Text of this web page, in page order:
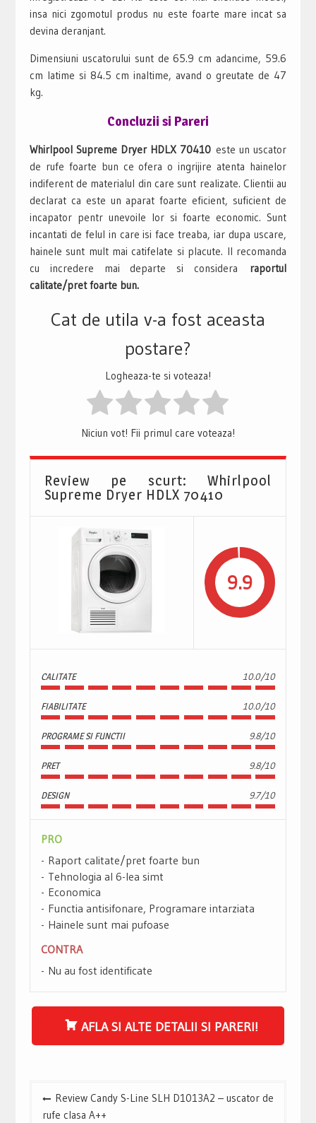
insa nici zgomotul produs nu este foarte mare incat sa
devina deranjant.
Dimensiuni uscatorului sunt de 65.9 cm adancime, 59.6
cm latime si 84.5 cm inaltime, avand o greutate de 47
kg.
Concluzii si Pareri
Whirlpool Supreme Dryer HDLX 70410 este un uscator
de rufe foarte bun ce ofera o ingrijire atenta hainelor
indiferent de materialul din care sunt realizate. Clientii au
declarat ca este un aparat foarte eficient, suficient de
incapator pentr unevoile lor si foarte economic. Sunt
incantati de felul in care isi face treaba, iar dupa uscare,
hainele sunt mult mai catifelate si placute. Il recomanda
cu incredere mai departe si considera raportul
calitate/pret foarte bun.
Cat de utila v-a fost aceasta
postare?
Logheaza-te si voteaza!
Niciun vot! Fii primul care voteaza!
Review pe scurt: Whirlpool
Supreme Dryer HDLX 70410
9.9
CALITATE 10.0/10
FIABILITATE 10.0/10
PROGRAME SI FUNCTII 9.8/10
PRET 9.8/10
DESIGN 9.7/10
PRO
Raport calitate/pret foarte bun
Tehnologia al 6-lea simt
Economica
Functia antisifonare, Programare intarziata
Hainele sunt mai pufoase
CONTRA
Nu au fost identificate
AFLA SI ALTE DETALII SI PARERI!
NavigareReview Candy S-Line SLH D1013A2 – uscator de
rufe clasa A++